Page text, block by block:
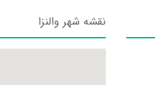
نقشه شهر والنزا